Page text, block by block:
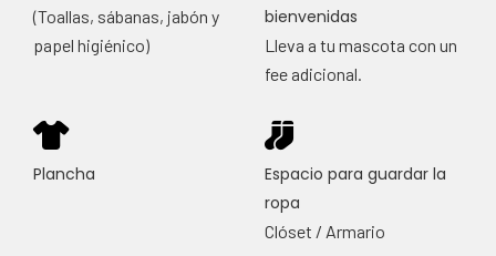
(Toallas, sábanas, jabón y
papel higiénico)
bienvenidas
Lleva a tu mascota con un
fee adicional.
Plancha
Espacio para guardar la
ropa
Clóset / Armario